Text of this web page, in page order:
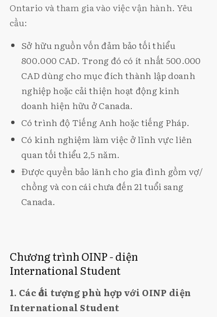
Ontario và tham gia vào việc vận hành. Yêu
cầu:
Sở hữu nguồn vốn đảm bảo tối thiểu
800.000 CAD. Trong đó có ít nhất 500.000
CAD dùng cho mục đích thành lập doanh
nghiệp hoặc cải thiện hoạt động kinh
doanh hiện hữu ở Canada.
Có trình độ Tiếng Anh hoặc tiếng Pháp.
Có kinh nghiệm làm việc ở lĩnh vực liên
quan tối thiểu 2,5 năm.
Được quyền bảo lãnh cho gia đình gồm vợ/
chồng và con cái chưa đến 21 tuổi sang
Canada.
Chương trình OINP - diện
International Student
1. Các đối tượng phù hợp với OINP diện
International Student